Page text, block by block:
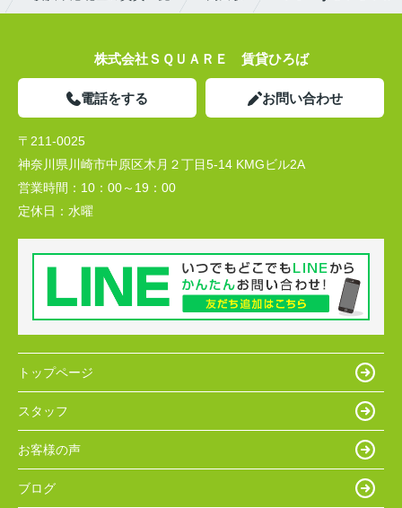
株式会社ＳＱＵＡＲＥ 賃貸ひろば
電話をする お問い合わせ
〒211-0025
神奈川県川崎市中原区木月２丁目5-14 KMGビル2A
営業時間： 10：00～19：00
定休日： 水曜
トップページ
スタッフ
お客様の声
ブログ